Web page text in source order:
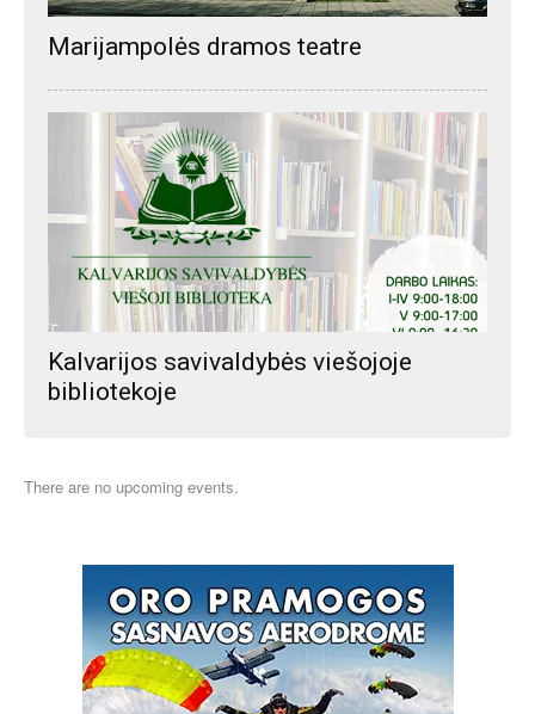
Marijampolės dramos teatre
Kalvarijos savivaldybės viešojoje
bibliotekoje
There are no upcoming events.